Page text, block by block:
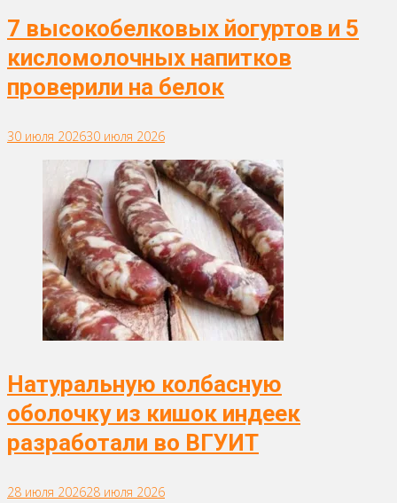
7 высокобелковых йогуртов и 5
кисломолочных напитков
проверили на белок
30 июля 202630 июля 2026
Натуральную колбасную
оболочку из кишок индеек
разработали во ВГУИТ
28 июля 202628 июля 2026